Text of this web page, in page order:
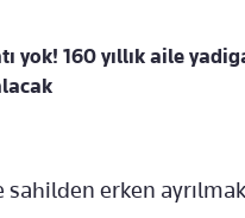
yok! 160 yıllık aile
erken